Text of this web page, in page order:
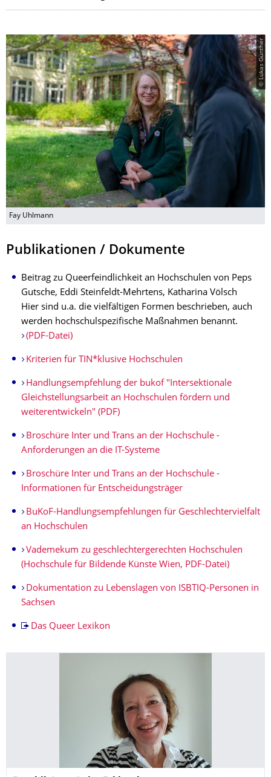
© Lukas Günther
Fay Uhlmann
Publikationen / Dokumente
Beitrag zu Queerfeindlichkeit an Hochschulen von Peps
Gutsche, Eddi Steinfeldt-Mehrtens, Katharina Völsch
Hier sind u.a. die vielfältigen Formen beschrieben, auch
werden hochschulspezifische Maßnahmen benannt.
(PDF-Datei)
Kriterien für TIN*klusive Hochschulen
Handlungsempfehlung der bukof "Intersektionale
Gleichstellungsarbeit an Hochschulen fördern und
weiterentwickeln" (PDF)
Broschüre Inter und Trans an der Hochschule -
Anforderungen an die IT-Systeme
Broschüre Inter und Trans an der Hochschule -
Informationen für Entscheidungsträger
BuKoF-Handlungsempfehlungen für Geschlechtervielfalt
an Hochschulen
Vademekum zu geschlechtergerechten Hochschulen
(Hochschule für Bildende Künste Wien, PDF-Datei)
Dokumentation zu Lebenslagen von ISBTIQ-Personen in
Sachsen
Das Queer Lexikon